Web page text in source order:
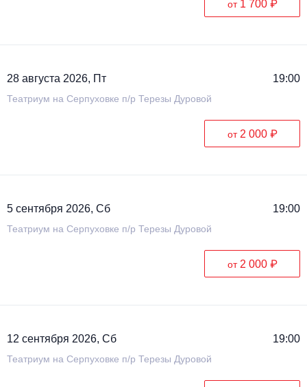
от 1 700 ₽
28 августа 2026, Пт 19:00
Театриум на Серпуховке п/р Терезы Дуровой
от 2 000 ₽
5 сентября 2026, Сб 19:00
Театриум на Серпуховке п/р Терезы Дуровой
от 2 000 ₽
12 сентября 2026, Сб 19:00
Театриум на Серпуховке п/р Терезы Дуровой